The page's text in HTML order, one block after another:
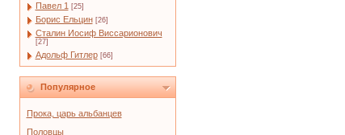
Павел 1 [25]
Борис Ельцин [26]
Сталин Иосиф Виссарионович
[27]
Адольф Гитлер [66]
Популярное
Прока, царь альбанцев
Половцы